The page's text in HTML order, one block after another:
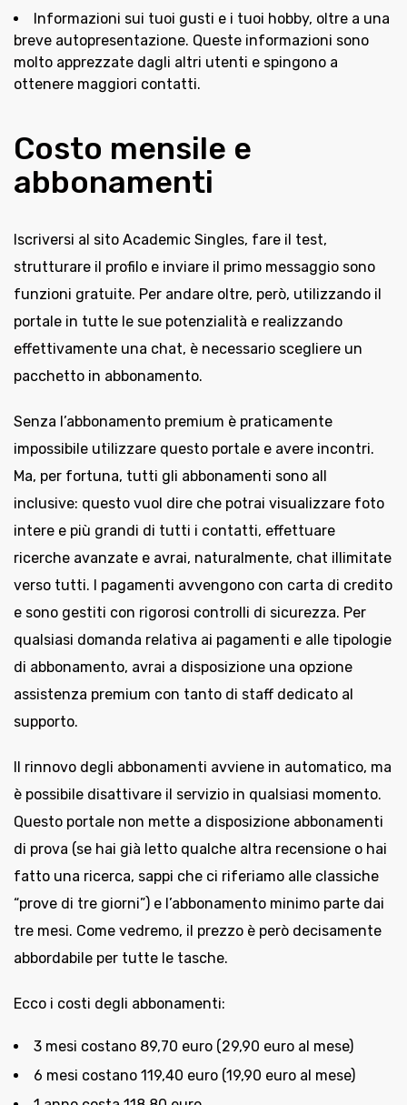
Informazioni sui tuoi gusti e i tuoi hobby, oltre a una
breve autopresentazione. Queste informazioni sono
molto apprezzate dagli altri utenti e spingono a
ottenere maggiori contatti.
Costo mensile e
abbonamenti
Iscriversi al sito Academic Singles, fare il test,
strutturare il profilo e inviare il primo messaggio sono
funzioni gratuite. Per andare oltre, però, utilizzando il
portale in tutte le sue potenzialità e realizzando
effettivamente una chat, è necessario scegliere un
pacchetto in abbonamento.
Senza l’abbonamento premium è praticamente
impossibile utilizzare questo portale e avere incontri.
Ma, per fortuna, tutti gli abbonamenti sono all
inclusive: questo vuol dire che potrai visualizzare foto
intere e più grandi di tutti i contatti, effettuare
ricerche avanzate e avrai, naturalmente, chat illimitate
verso tutti. I pagamenti avvengono con carta di credito
e sono gestiti con rigorosi controlli di sicurezza. Per
qualsiasi domanda relativa ai pagamenti e alle tipologie
di abbonamento, avrai a disposizione una opzione
assistenza premium con tanto di staff dedicato al
supporto.
Il rinnovo degli abbonamenti avviene in automatico, ma
è possibile disattivare il servizio in qualsiasi momento.
Questo portale non mette a disposizione abbonamenti
di prova (se hai già letto qualche altra recensione o hai
fatto una ricerca, sappi che ci riferiamo alle classiche
“prove di tre giorni”) e l’abbonamento minimo parte dai
tre mesi. Come vedremo, il prezzo è però decisamente
abbordabile per tutte le tasche.
Ecco i costi degli abbonamenti:
3 mesi costano 89,70 euro (29,90 euro al mese)
6 mesi costano 119,40 euro (19,90 euro al mese)